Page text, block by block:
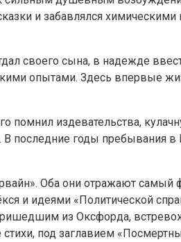
и забавлялся химическими
своего сына, в надежде
опытами. Здесь впервые
помнил издевательства,
В последние годы пребывания
Оба они отражают самый
и идеями «Политической
из Оксфорда,
под заглавием